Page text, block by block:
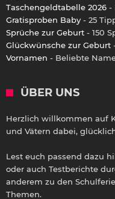
Taschengeldtabelle 2026 -
Gratisproben Baby - 25
Sprüche zur Geburt - 150
Glückwünsche zur Geburt
Vornamen - Beliebte
ÜBER UNS
Herzlich willkommen auf
und Vätern dabei,
Lest euch passend dazu
oder auch Testberichte
anderem zu den
Themen.